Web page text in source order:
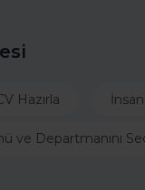
Hazırla
ve Departmanını